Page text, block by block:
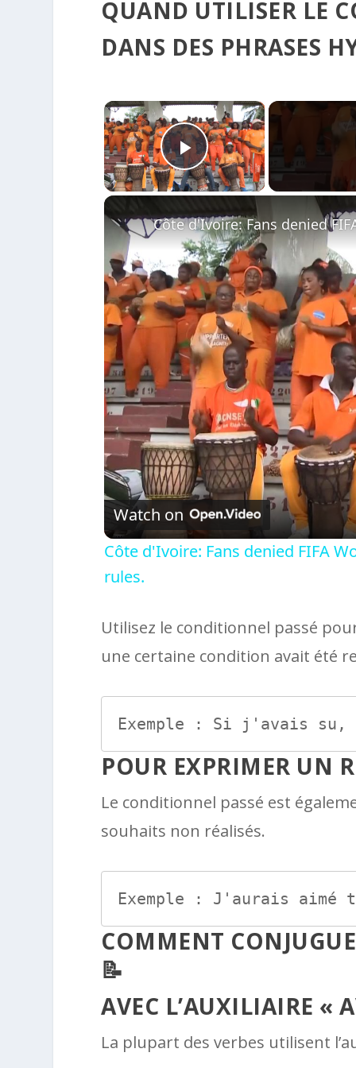
QUAND UTILISER LE
DANS DES PHRASES
×
Play Video
Watch on
Côte d'Ivoire: Fans denied FIFA
rules.
Utilisez le conditionnel passé
une certaine condition avait été
Exemple : Si j'avais su,
POUR EXPRIMER UN
Le conditionnel passé est
souhaits non réalisés.
Exemple : J'aurais aimé
COMMENT
📝
AVEC L’AUXILIAIRE «
La plupart des verbes utilisent